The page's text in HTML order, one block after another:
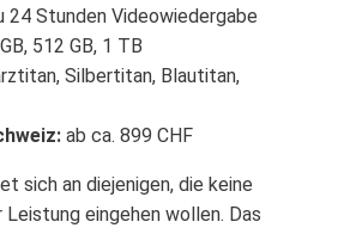
24 Stunden Videowiedergabe
512 GB, 1 TB
Silbertitan, Blautitan,
ab ca. 899 CHF
sich an diejenigen, die keine
eingehen wollen. Das